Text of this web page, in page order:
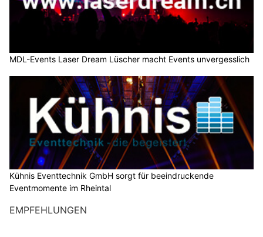
MDL-Events Laser Dream Lüscher macht Events unvergesslich
Kühnis Eventtechnik GmbH sorgt für beeindruckende
Eventmomente im Rheintal
EMPFEHLUNGEN